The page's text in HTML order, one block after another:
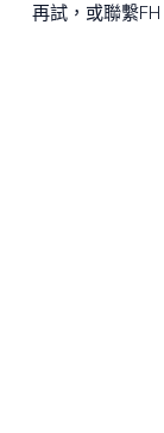
再試，或聯繫